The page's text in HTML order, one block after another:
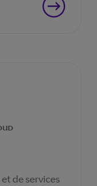
de services